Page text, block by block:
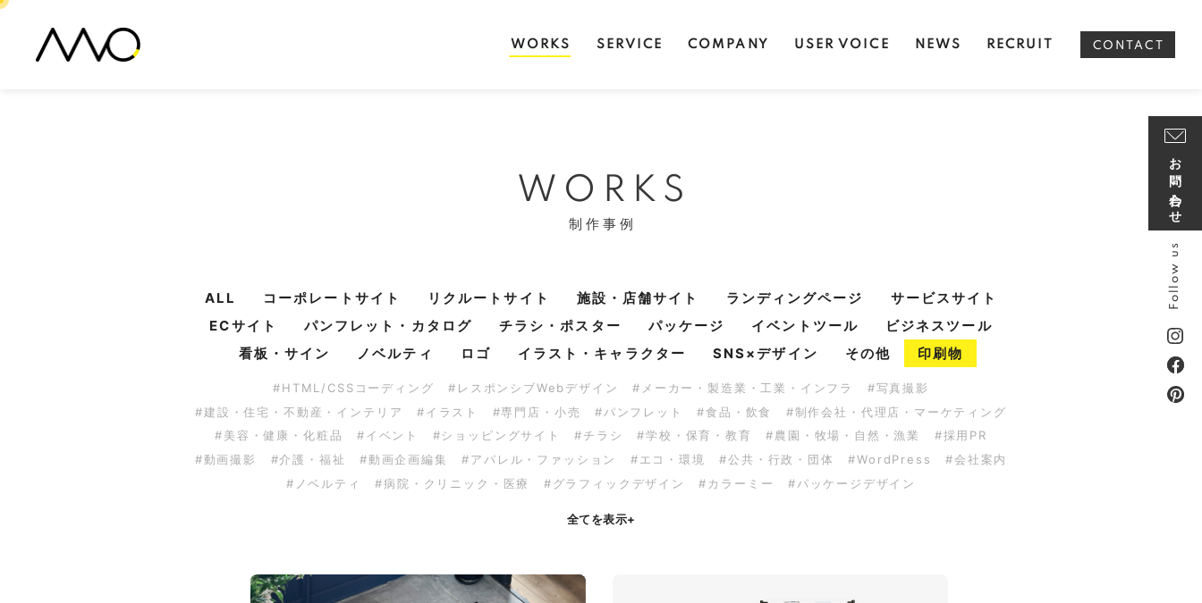
WORKS SERVICE COMPANY USER VOICE NEWS RECRUIT CONTACT
WORKS
制作事例
ALL コーポレートサイト リクルートサイト 施設・店舗サイト ランディングページ
サービスサイト
ECサイト
パンフレット・カタログ チラシ・ポスター パッケージ イベントツール
ビジネスツール
看板・サイン
ノベルティ ロゴ イラスト・キャラクター SNS×デザイン その他 印刷物
#HTML/CSSコーディング #レスポンシブWebデザイン #メーカー・製造業・工業・インフラ
#写真撮影
#建設・住宅・不動産・インテリア
#イラスト #専門店・小売 #パンフレット #食品・飲食
#制作会社・代理店・マーケティング
#美容・健康・化粧品
#イベント #ショッピングサイト #チラシ #学校・保育・教育 #農園・牧場・自然・漁業
#採用PR
#動画撮影
#介護・福祉 #動画企画編集 #アパレル・ファッション #エコ・環境 #公共・行政・団体 #WordPress
#会社案内
#ノベルティ
#病院・クリニック・医療 #グラフィックデザイン #カラーミー #パッケージデザイン
全てを表示+
お問い合わせ
Follow us